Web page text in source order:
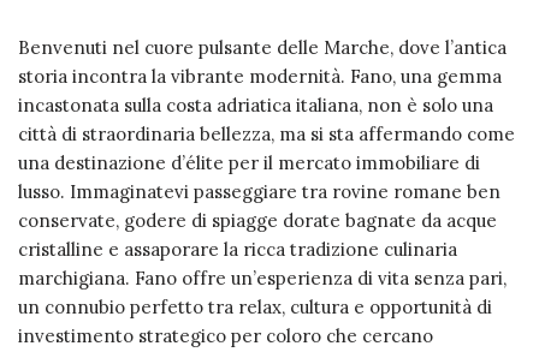
Benvenuti nel cuore pulsante delle Marche, dove l’antica
storia incontra la vibrante modernità. Fano, una gemma
incastonata sulla costa adriatica italiana, non è solo una
città di straordinaria bellezza, ma si sta affermando come
una destinazione d’élite per il mercato immobiliare di
lusso. Immaginatevi passeggiare tra rovine romane ben
conservate, godere di spiagge dorate bagnate da acque
cristalline e assaporare la ricca tradizione culinaria
marchigiana. Fano offre un’esperienza di vita senza pari,
un connubio perfetto tra relax, cultura e opportunità di
investimento strategico per coloro che cercano